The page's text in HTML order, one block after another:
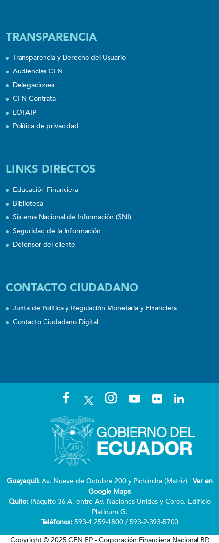
TRANSPARENCIA
Transparencia y Derecho del Usuario
Audiencias CFN
Delegaciones
CFN Contrata
LOTAIP
Política de privacidad
LINKS DIRECTOS
Educación Financiera
Biblioteca
Sistema Nacional de Información (SNI)
Seguridad de la Información
Defensor del cliente
CONTACTO CIUDADANO
Junta de Política y Regulación Monetaria y Financiera
Contacto Ciudadano Digital
Guayaquil:Av. Nueve de Octubre 200 y Pichincha (Matriz) | Ver en
Google Maps
Quito: Iñaquito 36 A, entre Av. Naciones Unidas y Corea. Edificio
Platinum G.
Teléfonos:593-4 259-1800 / 593-2-393-5700
Copyright © 2025 CFN BP - Corporación Financiera Nacional BP,